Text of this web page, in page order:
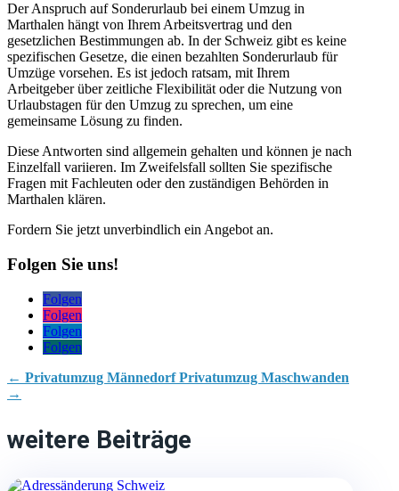
Der Anspruch auf Sonderurlaub bei einem Umzug in
Marthalen hängt von Ihrem Arbeitsvertrag und den
gesetzlichen Bestimmungen ab. In der Schweiz gibt es keine
spezifischen Gesetze, die einen bezahlten Sonderurlaub für
Umzüge vorsehen. Es ist jedoch ratsam, mit Ihrem
Arbeitgeber über zeitliche Flexibilität oder die Nutzung von
Urlaubstagen für den Umzug zu sprechen, um eine
gemeinsame Lösung zu finden.
Diese Antworten sind allgemein gehalten und können je nach
Einzelfall variieren. Im Zweifelsfall sollten Sie spezifische
Fragen mit Fachleuten oder den zuständigen Behörden in
Marthalen klären.
Fordern Sie jetzt unverbindlich ein Angebot an.
Folgen Sie uns!
Folgen
Folgen
Folgen
Folgen
← Privatumzug Männedorf Privatumzug Maschwanden
→
weitere Beiträge